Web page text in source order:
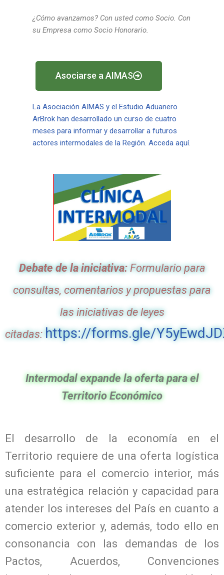
¿Cómo avanzamos? Con usted como Socio. Con
su Empresa como Socio Honorario.
Asociarse a AIMAS
La Asociación AIMAS y el Estudio Aduanero
ArBrok han desarrollado un curso de cuatro
meses para informar y desarrollar a futuros
actores intermodales de la Región. Acceda aquí.
Debate de la iniciativa: Formulario para
consultas, comentarios y propuestas para
las iniciativas de leyes
citadas: https://forms.gle/
Intermodal expande la oferta para el
Territorio Económico
El desarrollo de la economía en el
Territorio requiere de una oferta logística
suficiente para el comercio interior, más
una estratégica relación y capacidad para
atender los intereses del País en cuanto a
comercio exterior y, además, todo ello en
consonancia con las demandas de los
Pactos, Acuerdos, Convenciones